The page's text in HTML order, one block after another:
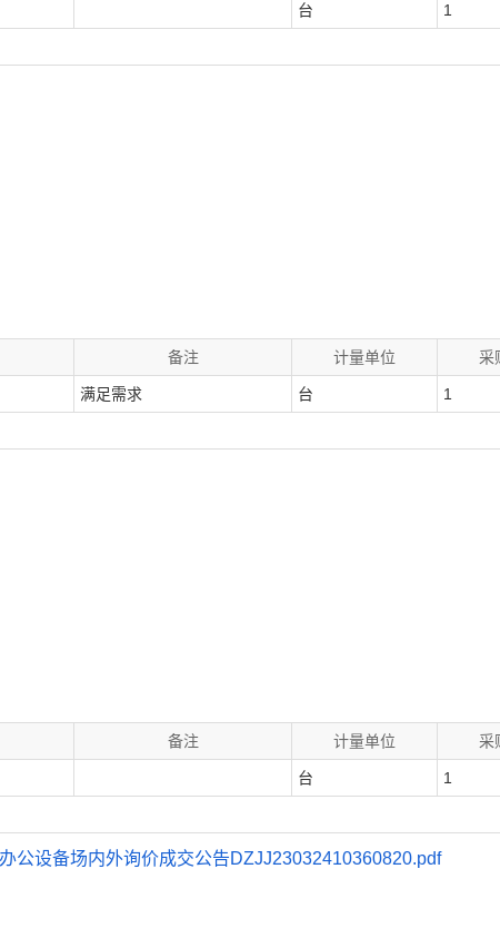
台 1
备注 计量单位 采
满足需求 台 1
备注 计量单位 采
台 1
公设备场内外询价成交公告DZJJ23032410360820.pdf